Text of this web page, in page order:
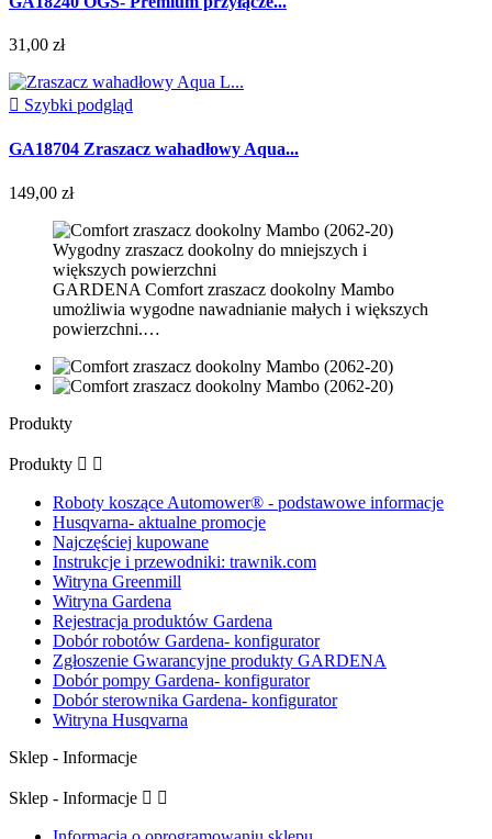
31,00 zł
 Szybki podgląd
GA18704 Zraszacz wahadłowy Aqua...
149,00 zł
Wygodny zraszacz dookolny do mniejszych i
większych powierzchni
GARDENA Comfort zraszacz dookolny Mambo
umożliwia wygodne nawadnianie małych i większych
powierzchni.…
Produkty
Produkty  
Roboty koszące Automower® - podstawowe informacje
Husqvarna- aktualne promocje
Najczęściej kupowane
Instrukcje i przewodniki: trawnik.com
Witryna Greenmill
Witryna Gardena
Rejestracja produktów Gardena
Dobór robotów Gardena- konfigurator
Zgłoszenie Gwarancyjne produkty GARDENA
Dobór pompy Gardena- konfigurator
Dobór sterownika Gardena- konfigurator
Witryna Husqvarna
Sklep - Informacje
Sklep - Informacje  